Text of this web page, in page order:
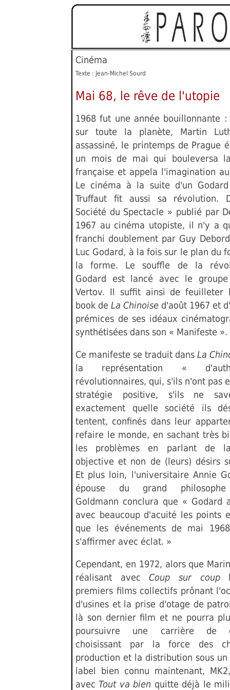
Cinéma
Texte : Jean-Michel Sourd
Mai 68, le rêve de l'utopie
1968 fut une année bouillonnante :
sur toute la planète, Martin
assassiné, le printemps de Prague
un mois de mai qui bouleversa
française et appela l'imagination
Le cinéma à la suite d'un
Truffaut fit aussi sa révolution.
Société du Spectacle » publié par
1967 au cinéma utopiste, il n'y a
franchi doublement par Guy
Luc Godard, à la fois sur le plan du
la forme. Le souffle de la
Godard est lancé avec le
Vertov. Il suffit ainsi de feuilleter
book de La Chinoise d'août 1967 et
prémices de ses idéaux
synthétisées dans son « Manifeste ».
Ce manifeste se traduit dans La
la représentation «
révolutionnaires, qui, s'ils n'ont pas
stratégie positive, s'ils ne
exactement quelle société ils
tentent, confinés dans leur
refaire le monde, en sachant très
les problèmes en parlant de
objective et non de (leurs) désirs
Et plus loin, l'universitaire Annie
épouse du grand
Goldmann conclura que « Godard
avec beaucoup d'acuité les points
que les événements de mai
s'affirmer avec éclat. »
Cependant, en 1972, alors que
réalisant avecCoup sur coup
premiers films collectifs prônant
d'usines et la prise d'otage de
là son dernier film et ne pourra
poursuivre une carrière de
choisissant par la force des
production et la distribution sous un
label bien connu maintenant,
avecTout va bien quitte déjà le